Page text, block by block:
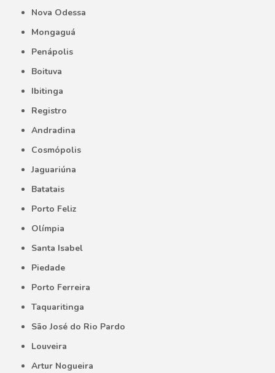
Nova Odessa
Mongaguá
Penápolis
Boituva
Ibitinga
Registro
Andradina
Cosmópolis
Jaguariúna
Batatais
Porto Feliz
Olímpia
Santa Isabel
Piedade
Porto Ferreira
Taquaritinga
São José do Rio Pardo
Louveira
Artur Nogueira